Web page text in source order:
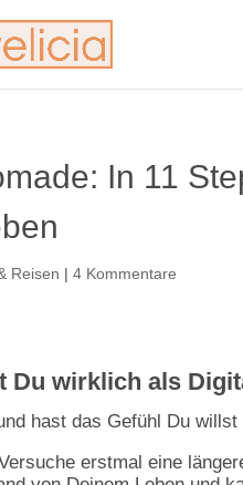
In 11
Reisen | 4 Kommentare
Du wirklich als
hast das Gefühl Du
erstmal eine